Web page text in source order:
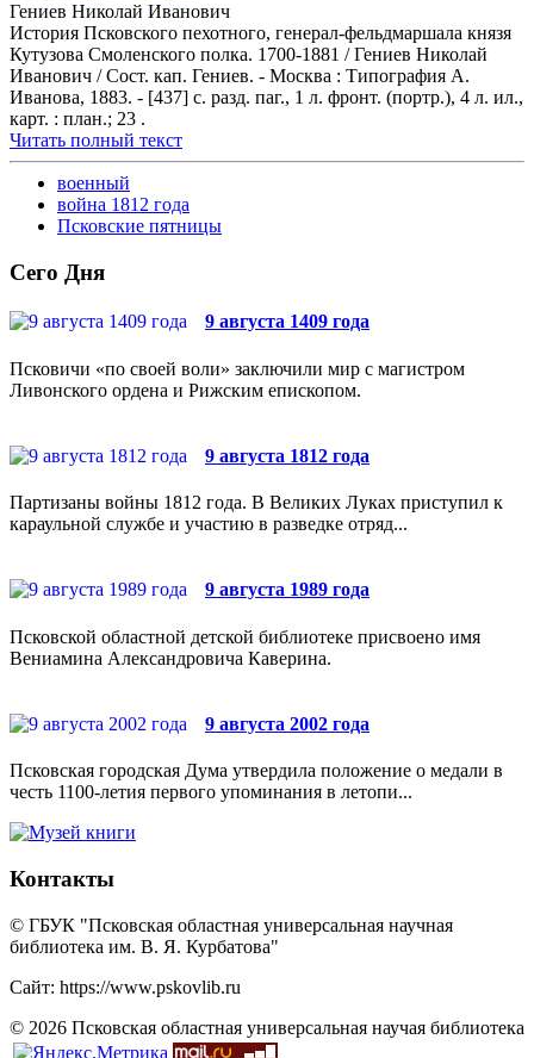
Гениев Николай Иванович
История Псковского пехотного, генерал-фельдмаршала князя
Кутузова Смоленского полка. 1700-1881 / Гениев Николай
Иванович / Сост. кап. Гениев. - Москва : Типография А.
Иванова, 1883. - [437] с. разд. паг., 1 л. фронт. (портр.), 4 л. ил.,
карт. : план.; 23 .
Читать полный текст
военный
война 1812 года
Псковские пятницы
Сего Дня
9 августа 1409 года
Псковичи «по своей воли» заключили мир с магистром
Ливонского ордена и Рижским епископом.
9 августа 1812 года
Партизаны войны 1812 года. В Великих Луках приступил к
караульной службе и участию в разведке отряд...
9 августа 1989 года
Псковской областной детской библиотеке присвоено имя
Вениамина Александровича Каверина.
9 августа 2002 года
Псковская городская Дума утвердила положение о медали в
честь 1100-летия первого упоминания в летопи...
Контакты
© ГБУК "Псковская областная универсальная научная
библиотека им. В. Я. Курбатова"
Сайт: https://www.pskovlib.ru
© 2026 Псковская областная универсальная научая библиотека